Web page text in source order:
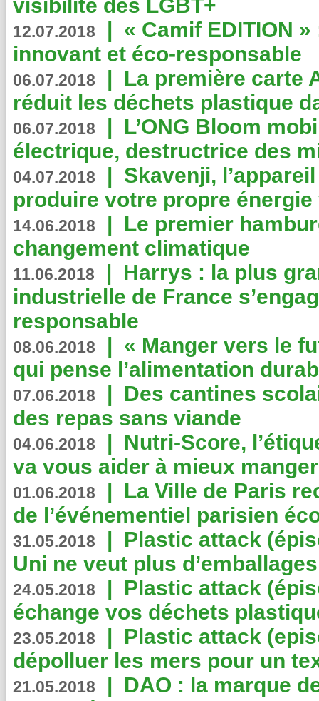
visibilité des LGBT+
12.07.2018 | « Camif EDITION
innovant et éco-responsable
06.07.2018 | La première carte
réduit les déchets plastique
06.07.2018 | L’ONG Bloom
électrique, destructrice des
04.07.2018 | Skavenji,
produire votre propre
14.06.2018 | Le premier
changement climatique
11.06.2018 | Harrys : la plus
industrielle de France
responsable
08.06.2018 | « Manger vers le
qui pense l’alimentation
07.06.2018 | Des cantines
des repas sans viande
04.06.2018 | Nutri-Score,
va vous aider à mieux
01.06.2018 | La Ville de Paris
de l’événementiel parisien
31.05.2018 | Plastic attack
Uni ne veut plus
24.05.2018 | Plastic attack
échange vos déchets
23.05.2018 | Plastic attack
dépolluer les mers pour un
21.05.2018 | DAO : la marque